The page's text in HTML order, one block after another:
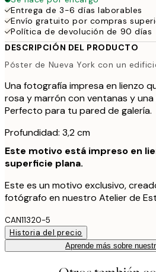
Entrega de 3-6 días laborables
Envío gratuito por compras
Política de devolución de 90 días
DESCRIPCIÓN DEL PRODUCTO
Póster de Nueva York con un
Una fotografía impresa en lienzo
rosa y marrón con ventanas y
Perfecto para tu pared de galería.
Profundidad: 3,2 cm
Este motivo está impreso en
superficie plana.
Este es un motivo exclusivo,
fotógrafo en nuestro Atelier de
CAN11320-5
Historia del precio
Aprende más sobre